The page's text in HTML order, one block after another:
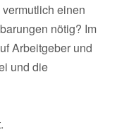
einen
nötig? Im
Arbeitgeber und
und die